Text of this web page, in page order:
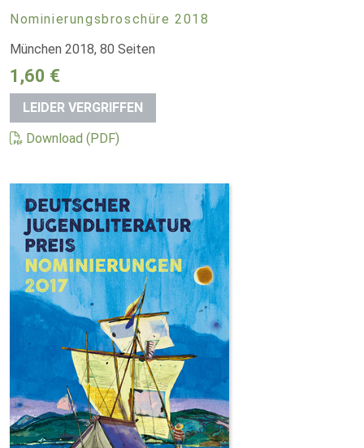
Nominierungsbroschüre 2018
München 2018, 80 Seiten
1,60 €
LEIDER VERGRIFFEN
Download (PDF)